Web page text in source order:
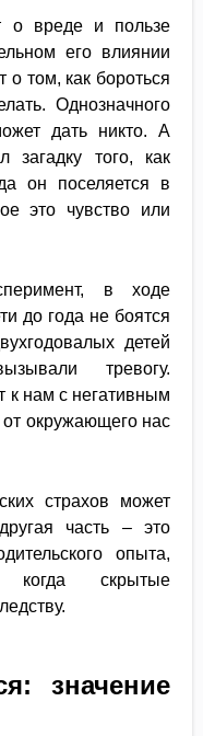
о вреде и пользе
его влиянии
о том, как бороться
Однозначного
дать никто. А
загадку того, как
он поселяется в
это чувство или
в ходе
до года не боятся
детей
тревогу.
к нам с негативным
окружающего нас
страхов может
часть – это
опыта,
когда скрытые
значение